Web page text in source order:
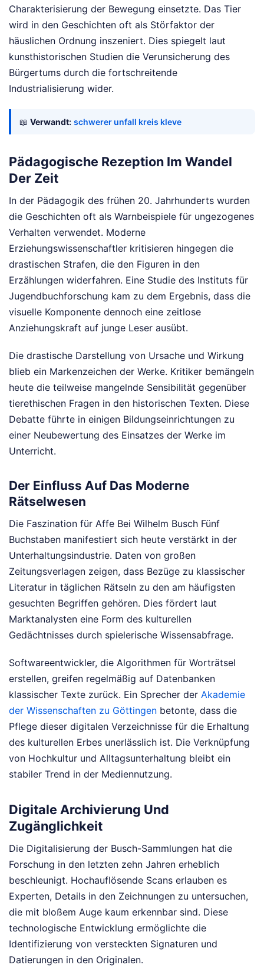
Charakterisierung der Bewegung einsetzte. Das Tier
wird in den Geschichten oft als Störfaktor der
häuslichen Ordnung inszeniert. Dies spiegelt laut
kunsthistorischen Studien die Verunsicherung des
Bürgertums durch die fortschreitende
Industrialisierung wider.
📖 Verwandt: schwerer unfall kreis kleve
Pädagogische Rezeption Im Wandel
Der Zeit
In der Pädagogik des frühen 20. Jahrhunderts wurden
die Geschichten oft als Warnbeispiele für ungezogenes
Verhalten verwendet. Moderne
Erziehungswissenschaftler kritisieren hingegen die
drastischen Strafen, die den Figuren in den
Erzählungen widerfahren. Eine Studie des Instituts für
Jugendbuchforschung kam zu dem Ergebnis, dass die
visuelle Komponente dennoch eine zeitlose
Anziehungskraft auf junge Leser ausübt.
Die drastische Darstellung von Ursache und Wirkung
blieb ein Markenzeichen der Werke. Kritiker bemängeln
heute die teilweise mangelnde Sensibilität gegenüber
tierethischen Fragen in den historischen Texten. Diese
Debatte führte in einigen Bildungseinrichtungen zu
einer Neubewertung des Einsatzes der Werke im
Unterricht.
Der Einfluss Auf Das Moderne
Rätselwesen
Die Faszination für Affe Bei Wilhelm Busch Fünf
Buchstaben manifestiert sich heute verstärkt in der
Unterhaltungsindustrie. Daten von großen
Zeitungsverlagen zeigen, dass Bezüge zu klassischer
Literatur in täglichen Rätseln zu den am häufigsten
gesuchten Begriffen gehören. Dies fördert laut
Marktanalysten eine Form des kulturellen
Gedächtnisses durch spielerische Wissensabfrage.
Softwareentwickler, die Algorithmen für Worträtsel
erstellen, greifen regelmäßig auf Datenbanken
klassischer Texte zurück. Ein Sprecher der Akademie
der Wissenschaften zu Göttingen betonte, dass die
Pflege dieser digitalen Verzeichnisse für die Erhaltung
des kulturellen Erbes unerlässlich ist. Die Verknüpfung
von Hochkultur und Alltagsunterhaltung bleibt ein
stabiler Trend in der Mediennutzung.
Digitale Archivierung Und
Zugänglichkeit
Die Digitalisierung der Busch-Sammlungen hat die
Forschung in den letzten zehn Jahren erheblich
beschleunigt. Hochauflösende Scans erlauben es
Experten, Details in den Zeichnungen zu untersuchen,
die mit bloßem Auge kaum erkennbar sind. Diese
technologische Entwicklung ermöglichte die
Identifizierung von versteckten Signaturen und
Datierungen in den Originalen.